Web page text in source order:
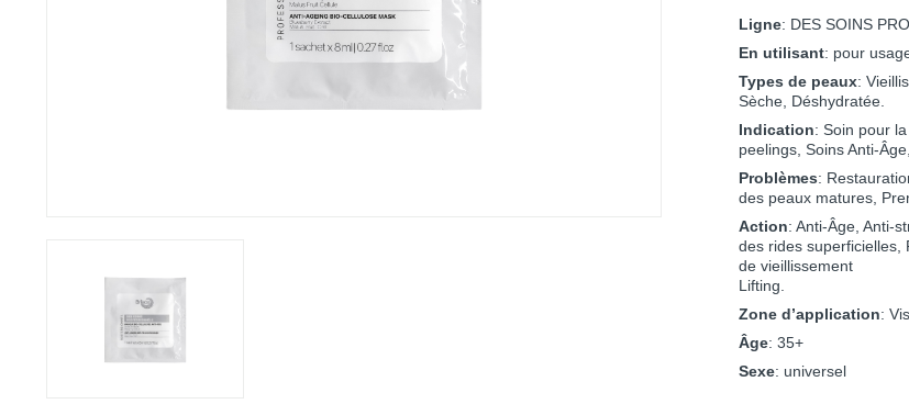
Ligne: DES SOINS
En utilisant: pour
Types de peaux:
Sèche, Déshydratée.
Indication: Soin pour
peelings, Soins Anti-
Problèmes:
des peaux matures,
Action: Anti-Âge, Anti-
des rides superficielles,
de vieillissement
Lifting.
Zone d’application:
Âge: 35+
Sexe: universel